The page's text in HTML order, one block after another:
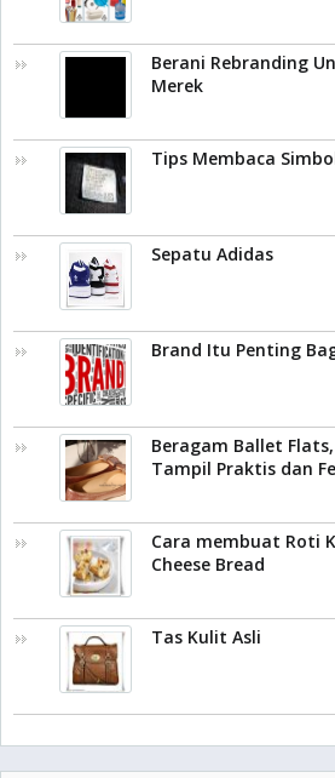
Berani Rebranding
Merek
Tips Membaca
Sepatu Adidas
Brand Itu Penting
Beragam Ballet
Tampil Praktis dan
Cara membuat Roti
Cheese Bread
Tas Kulit Asli